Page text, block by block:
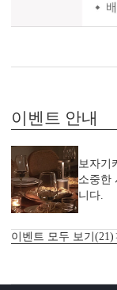
이벤트 안내
보자기
소중한
니다.
이벤트 모두 보기(21)